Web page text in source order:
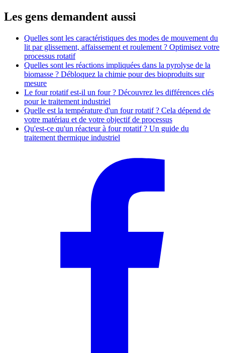
Les gens demandent aussi
Quelles sont les caractéristiques des modes de mouvement du
lit par glissement, affaissement et roulement ? Optimisez votre
processus rotatif
Quelles sont les réactions impliquées dans la pyrolyse de la
biomasse ? Débloquez la chimie pour des bioproduits sur
mesure
Le four rotatif est-il un four ? Découvrez les différences clés
pour le traitement industriel
Quelle est la température d'un four rotatif ? Cela dépend de
votre matériau et de votre objectif de processus
Qu'est-ce qu'un réacteur à four rotatif ? Un guide du
traitement thermique industriel